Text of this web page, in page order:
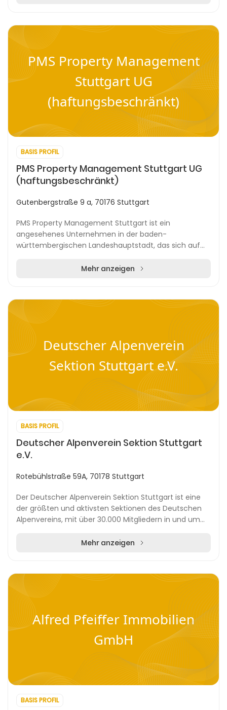
PMS Property Management
Stuttgart UG
(haftungsbeschränkt)
BASIS PROFIL
PMS Property Management Stuttgart UG
(haftungsbeschränkt)
Gutenbergstraße 9 a, 70176 Stuttgart
PMS Property Management Stuttgart ist ein
angesehenes Unternehmen in der baden-
württembergischen Landeshauptstadt, das sich auf
spezialisiert hat. Mit Sit...Mehr anzeigen
Deutscher Alpenverein
Sektion Stuttgart e.V.
BASIS PROFIL
Deutscher Alpenverein Sektion Stuttgart
e.V.
Rotebühlstraße 59A, 70178 Stuttgart
Der Deutscher Alpenverein Sektion Stuttgart ist eine
der größten und aktivsten Sektionen des Deutschen
Alpenvereins, mit über 30.000 Mitgliedern in und um
Mehr anzeigen
Alfred Pfeiffer Immobilien
GmbH
BASIS PROFIL